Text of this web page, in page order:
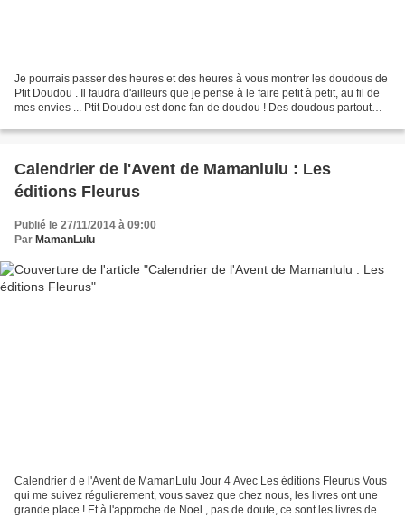
Je pourrais passer des heures et des heures à vous montrer les doudous de
Ptit Doudou . Il faudra d'ailleurs que je pense à le faire petit à petit, au fil de
mes envies ... Ptit Doudou est donc fan de doudou ! Des doudous partout
Calendrier de l'Avent de Mamanlulu : Les
éditions Fleurus
Publié le 27/11/2014 à 09:00
Par MamanLulu
Calendrier d e l'Avent de MamanLulu Jour 4 Avec Les éditions Fleurus Vous
qui me suivez régulierement, vous savez que chez nous, les livres ont une
grande place ! Et à l'approche de Noel , pas de doute, ce sont les livres de